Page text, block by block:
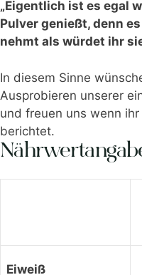
„Eigentlich ist es egal
Pulver genießt, denn
nehmt als würdet ihr
In diesem Sinne
Ausprobieren unserer
und freuen uns wenn
berichtet.
Eiweiß